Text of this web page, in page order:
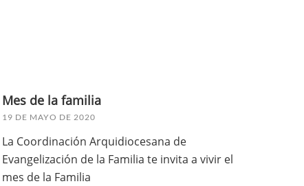
Mes de la familia
19 DE MAYO DE 2020
La Coordinación Arquidiocesana de
Evangelización de la Familia te invita a vivir el
mes de la Familia